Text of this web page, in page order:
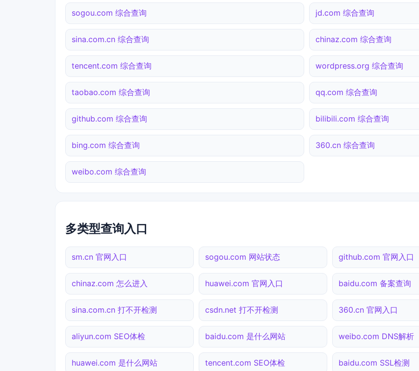
sogou.com 综合查询 jd.com 综合查询
sina.com.cn 综合查询 chinaz.com 综合查询
tencent.com 综合查询 wordpress.org 综合查询
taobao.com 综合查询 qq.com 综合查询
github.com 综合查询 bilibili.com 综合查询
bing.com 综合查询 360.cn 综合查询
weibo.com 综合查询
多类型查询入口
sm.cn 官网入口 sogou.com 网站状态 github.com 官网入口
chinaz.com 怎么进入 huawei.com 官网入口 baidu.com 备案查询
sina.com.cn 打不开检测 csdn.net 打不开检测 360.cn 官网入口
aliyun.com SEO体检 baidu.com 是什么网站 weibo.com DNS解析
huawei.com 是什么网站 tencent.com SEO体检 baidu.com SSL检测